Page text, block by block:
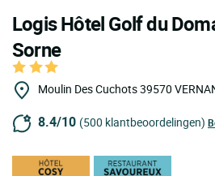
Logis Hôtel Golf du
Sorne
Moulin Des Cuchots39570
8.4/10 (500 klantbeoordelingen)